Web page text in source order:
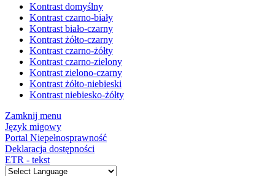
Kontrast domyślny
Kontrast czarno-biały
Kontrast biało-czarny
Kontrast żółto-czarny
Kontrast czarno-żółty
Kontrast czarno-zielony
Kontrast zielono-czarny
Kontrast żółto-niebieski
Kontrast niebiesko-żółty
Zamknij menu
Język migowy
Portal Niepełnosprawność
Deklaracja dostępności
ETR - tekst